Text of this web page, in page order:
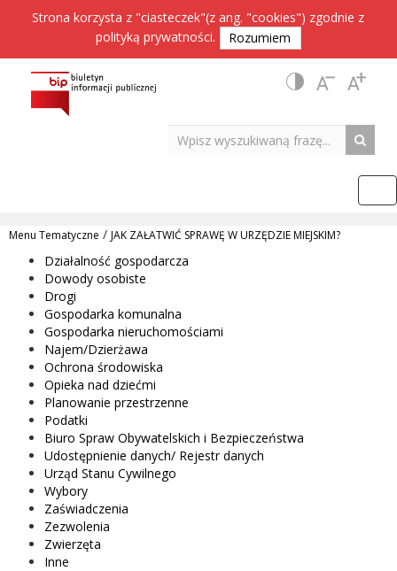
Strona korzysta z "ciasteczek"(z ang. "cookies") zgodnie z
polityką prywatności. Rozumiem
Menu Tematyczne / JAK ZAŁATWIĆ SPRAWĘ W URZĘDZIE MIEJSKIM?
Działalność gospodarcza
Dowody osobiste
Drogi
Gospodarka komunalna
Gospodarka nieruchomościami
Najem/Dzierżawa
Ochrona środowiska
Opieka nad dziećmi
Planowanie przestrzenne
Podatki
Biuro Spraw Obywatelskich i Bezpieczeństwa
Udostępnienie danych/ Rejestr danych
Urząd Stanu Cywilnego
Wybory
Zaświadczenia
Zezwolenia
Zwierzęta
Inne